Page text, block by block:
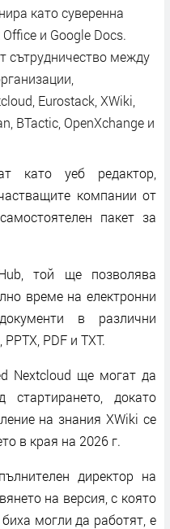
като суверенна
и Google Docs.
сътрудничество между
Eurostack, XWiki,
BTactic, OpenXchange и
като уеб редактор,
компании от
пакет за
той ще позволява
време на електронни
в различни
PDF и TXT.
Nextcloud ще могат да
стартирането, докато
на знания XWiki се
в края на 2026 г.
директор на
на версия, с която
могли да работят, е